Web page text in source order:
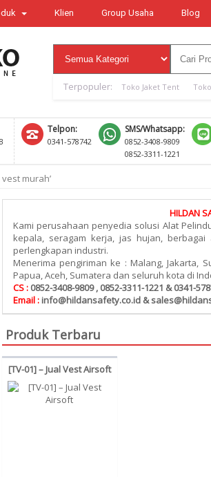
Klien Group Usaha Blog
Terpopuler: Toko Jaket Tent
Telpon:
0341-578742
SMS/Whatsapp:
0852-3408-9809
0852-3311-1221
vest murah’
HILDAN
Kami perusahaan penyedia solusi Alat
kepala, seragam kerja, jas hujan,
perlengkapan industri.
Menerima pengiriman ke : Malang, Jakarta,
Papua, Aceh, Sumatera dan seluruh kota di
CS :0852-3408-9809 , 0852-3311-1221 & 0341-
Email :info@hildansafety.co.id &
Produk Terbaru
[TV-01] – Jual Vest Airsoft